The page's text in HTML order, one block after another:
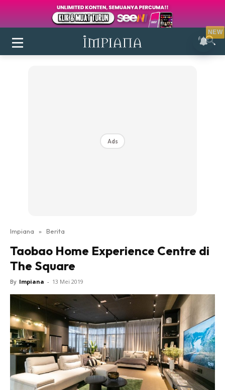
Login|Register
Ruang Makan
Ruang Tamu
Direktori
Interior Design
Landskap
DIY
Bilik Air
Bilik Tidur
Dapur
Ruang Makan
Ads
Impiana » Berita
Taobao Home Experience Centre di
The Square
By Impiana - 13 Mei 2019
NEW